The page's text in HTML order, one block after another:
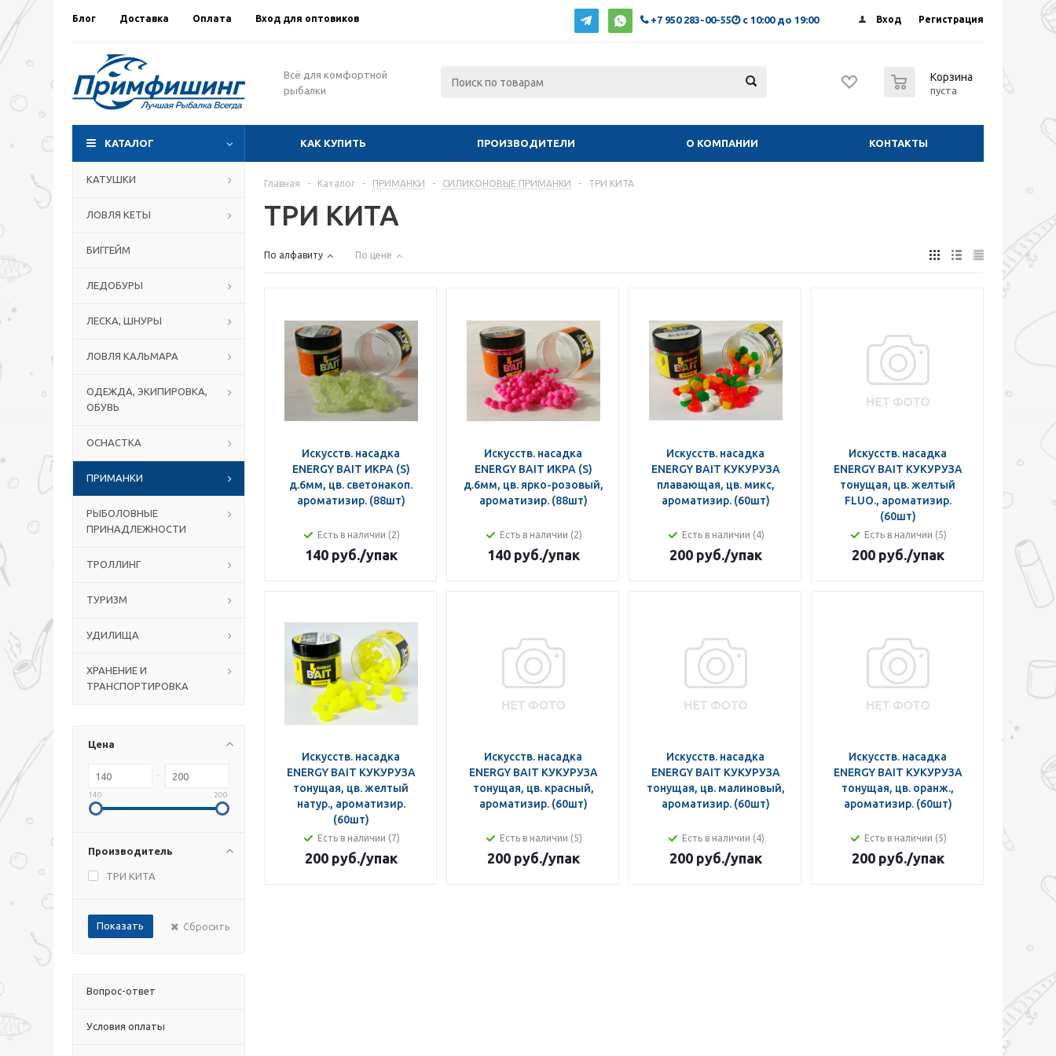
Блог Доставка Оплата Вход для оптовиков Вход Регистрация
+7 950 283-00-55 с 10:00 до 19:00
Всё для комфортной
рыбалки
Корзина
пуста
КАТАЛОГ КАК КУПИТЬ ПРОИЗВОДИТЕЛИ О КОМПАНИИ КОНТАКТЫ
КАТУШКИ
ЛОВЛЯ КЕТЫ
БИГГЕЙМ
ЛЕДОБУРЫ
ЛЕСКА, ШНУРЫ
ЛОВЛЯ КАЛЬМАРА
ОДЕЖДА, ЭКИПИРОВКА,
ОБУВЬ
ОСНАСТКА
ПРИМАНКИ
РЫБОЛОВНЫЕ
ПРИНАДЛЕЖНОСТИ
ТРОЛЛИНГ
ТУРИЗМ
УДИЛИЩА
ХРАНЕНИЕ И
ТРАНСПОРТИРОВКА
Цена
140 200
Производитель
ТРИ КИТА
Сбросить
Вопрос-ответ
Условия оплаты
Главная - Каталог - ПРИМАНКИ - СИЛИКОНОВЫЕ ПРИМАНКИ - ТРИ КИТА
ТРИ КИТА
По алфавиту По цене
Искусств. насадка
ENERGY BAIT ИКРА (S)
д.6мм, цв. светонакоп.
ароматизир. (88шт)
Есть в наличии (2)
140 руб./упак
Искусств. насадка
ENERGY BAIT ИКРА (S)
д.6мм, цв. ярко-розовый,
ароматизир. (88шт)
Есть в наличии (2)
140 руб./упак
Искусств. насадка
ENERGY BAIT КУКУРУЗА
плавающая, цв. микс,
ароматизир. (60шт)
Есть в наличии (4)
200 руб./упак
Искусств. насадка
ENERGY BAIT КУКУРУЗА
тонущая, цв. желтый
FLUO., ароматизир.
(60шт)
Есть в наличии (5)
200 руб./упак
Искусств. насадка
ENERGY BAIT КУКУРУЗА
тонущая, цв. желтый
натур., ароматизир.
(60шт)
Есть в наличии (7)
200 руб./упак
Искусств. насадка
ENERGY BAIT КУКУРУЗА
тонущая, цв. красный,
ароматизир. (60шт)
Есть в наличии (5)
200 руб./упак
Искусств. насадка
ENERGY BAIT КУКУРУЗА
тонущая, цв. малиновый,
ароматизир. (60шт)
Есть в наличии (4)
200 руб./упак
Искусств. насадка
ENERGY BAIT КУКУРУЗА
тонущая, цв. оранж.,
ароматизир. (60шт)
Есть в наличии (5)
200 руб./упак